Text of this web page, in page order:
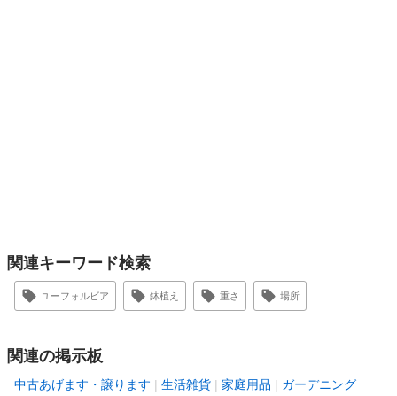
関連キーワード検索
ユーフォルビア 鉢植え 重さ 場所
関連の掲示板
中古あげます・譲ります 生活雑貨 家庭用品 ガーデニング